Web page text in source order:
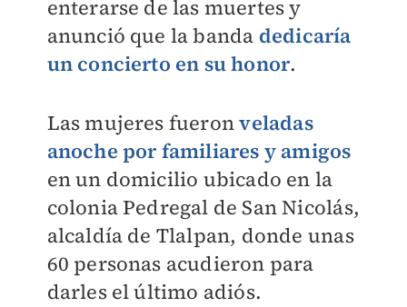
enterarse de las muertes y
anunció que la banda dedicaría
un concierto en su honor.
Las mujeres fueronveladas
anoche por familiares y amigos
en un domicilio ubicado en la
colonia Pedregal de San Nicolás,
alcaldía de Tlalpan, donde unas
60 personas acudieron para
darles el último adiós.